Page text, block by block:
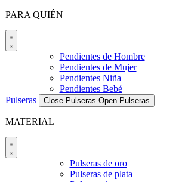
PARA QUIÉN
Pendientes de Hombre
Pendientes de Mujer
Pendientes Niña
Pendientes Bebé
Pulseras
Close Pulseras Open Pulseras
MATERIAL
Pulseras de oro
Pulseras de plata